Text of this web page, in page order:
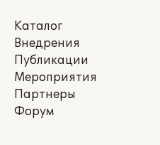
Каталог
Внедрения
Публикации
Мероприятия
Партнеры
Форум